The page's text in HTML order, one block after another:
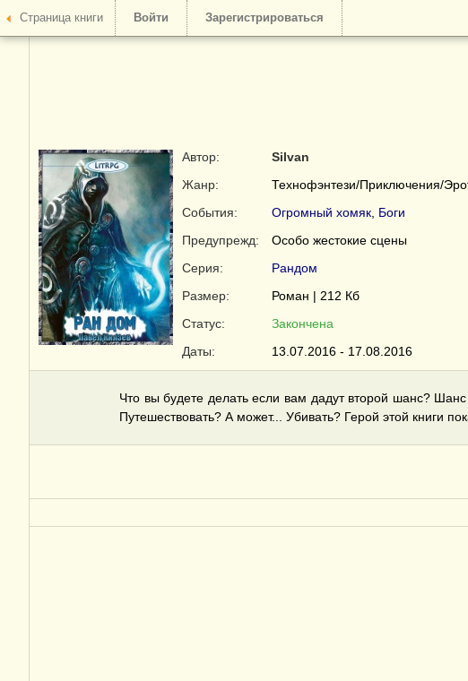
Страница книги Войти Зарегистрироваться
Автор:
Silvan
Жанр:
Технофэнтези/Приключения/
События:
Огромный хомяк Боги
Предупрежд:
Особо жестокие сцены
Серия:
Рандом
Размер:
Роман | 212 Кб
Статус:
Закончена
Даты:
13.07.2016 - 17.08.2016
Что вы будете делать если вам дадут второй шанс?
Путешествовать? А может... Убивать? Герой этой книги